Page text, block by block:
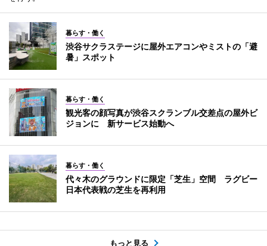
暮らす・働く
渋谷サクラステージに屋外エアコンやミストの「避
暑」スポット
暮らす・働く
観光客の顔写真が渋谷スクランブル交差点の屋外ビ
ジョンに 新サービス始動へ
暮らす・働く
代々木のグラウンドに限定「芝生」空間 ラグビー
日本代表戦の芝生を再利用
もっと見る